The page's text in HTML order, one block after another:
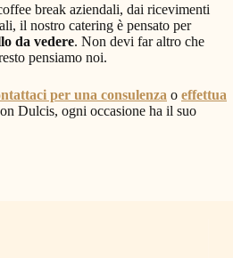
break aziendali, dai ricevimenti
il nostro catering è pensato per
da vedere. Non devi far altro che
pensiamo noi.
per una consulenza o effettua
Dulcis, ogni occasione ha il suo